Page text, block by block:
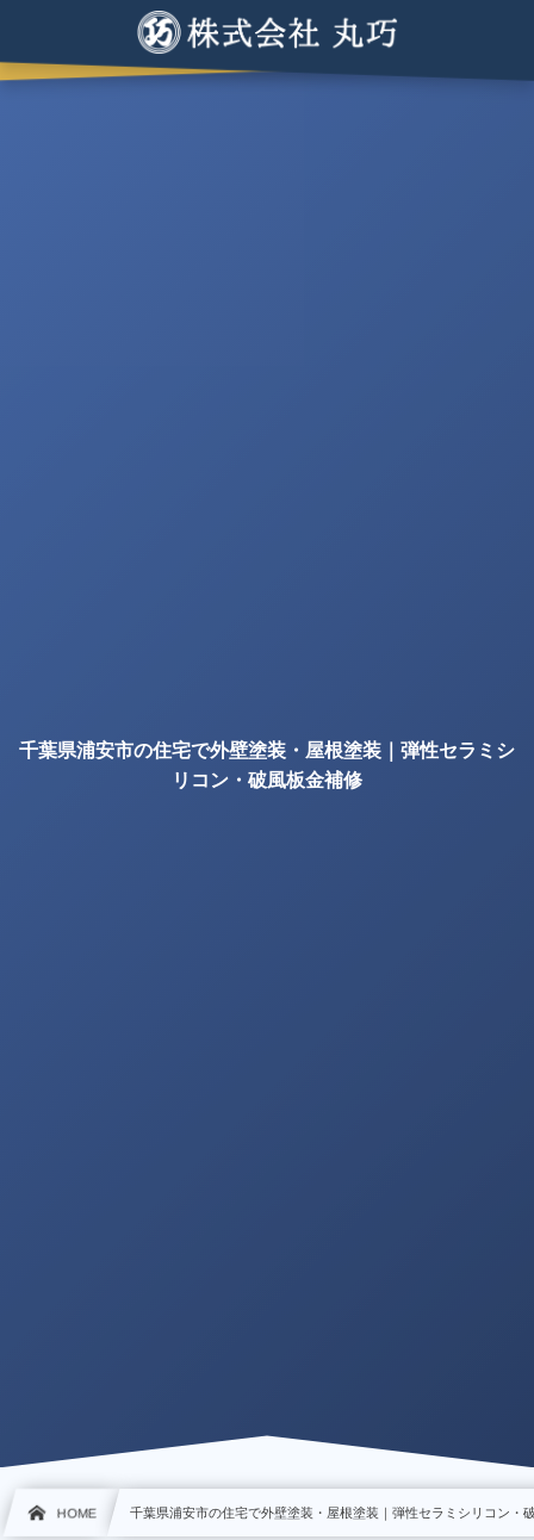
千葉県浦安市の住宅で外壁塗装・屋根塗装｜弾性セラミシ
リコン・破風板金補修
HOME 千葉県浦安市の住宅で外壁塗装・屋根塗装｜弾性セラミシリコン・